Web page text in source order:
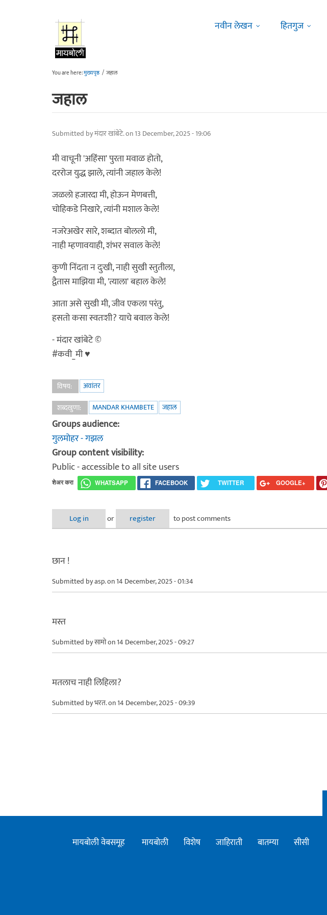
नवीन लेखन
हितगुज
You are here:मुख्यपृष्ठ / जहाल
जहाल
Submitted byमंदार खांबेटे.on 13 December, 2025 - 19:06
मी वाचूनी 'अहिंसा' पुरता मवाळ होतो,
दररोज युद्ध झाले, त्यांनी जहाल केले!
जळलो हजारदा मी, होऊन मेणबत्ती,
चोहिकडे निखारे, त्यांनी मशाल केले!
नजरेअखेर सारे, शब्दात बोललो मी,
नाही म्हणावयाही, शंभर सवाल केले!
कुणी निंदता न दुःखी, नाही सुखी स्तुतीला,
द्वैतास माझिया मी, 'त्याला' बहाल केले!
आता असे सुखी मी, जीव एकला परंतु,
हसतो कसा स्वतःशी? याचे बवाल केले!
- मंदार खांबेटे ©
#कवी_मी ♥️
विषय:
अवांतर
शब्दखुणा:
MANDAR KHAMBETE जहाल
Groups audience:
गुलमोहर - गझल
Group content visibility:
Public - accessible to all site users
शेअर करा WHATSAPP FACEBOOK TWITTER GOOGLE+
Log in or register to post comments
छान !
Submitted byasp.on 14 December, 2025 - 01:34
मस्त
Submitted byसामोon 14 December, 2025 - 09:27
मतलाच नाही लिहिला?
Submitted byभरत.on 14 December, 2025 - 09:39
मायबोली वेबसमूह मायबोली विशेष जाहिराती बातम्या सीसी